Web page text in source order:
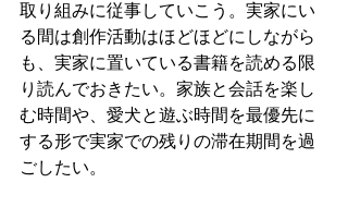
取り組みに従事していこう。実家にい
る間は創作活動はほどほどにしながら
も、実家に置いている書籍を読める限
り読んでおきたい。家族と会話を楽し
む時間や、愛犬と遊ぶ時間を最優先に
する形で実家での残りの滞在期間を過
ごしたい。